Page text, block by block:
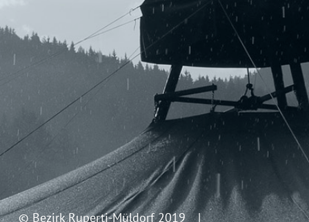
© Bezirk Ruperti-Müldorf 2019 |